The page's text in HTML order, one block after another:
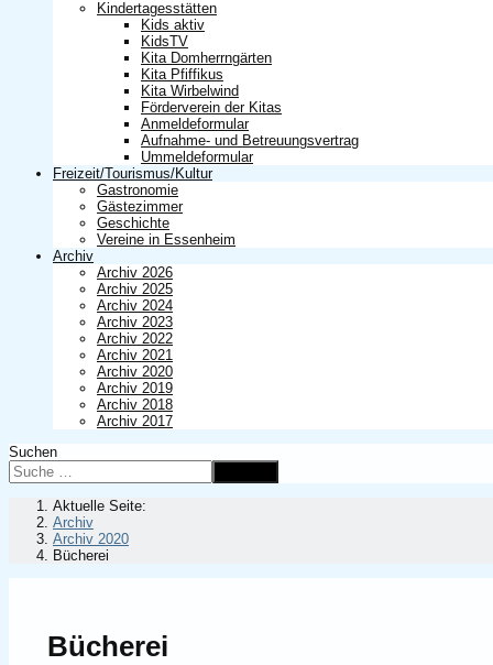
Kindertagesstätten
Kids aktiv
KidsTV
Kita Domherrngärten
Kita Pfiffikus
Kita Wirbelwind
Förderverein der Kitas
Anmeldeformular
Aufnahme- und Betreuungsvertrag
Ummeldeformular
Freizeit/Tourismus/Kultur
Gastronomie
Gästezimmer
Geschichte
Vereine in Essenheim
Archiv
Archiv 2026
Archiv 2025
Archiv 2024
Archiv 2023
Archiv 2022
Archiv 2021
Archiv 2020
Archiv 2019
Archiv 2018
Archiv 2017
Suchen
Aktuelle Seite:
Archiv
Archiv 2020
Bücherei
Bücherei